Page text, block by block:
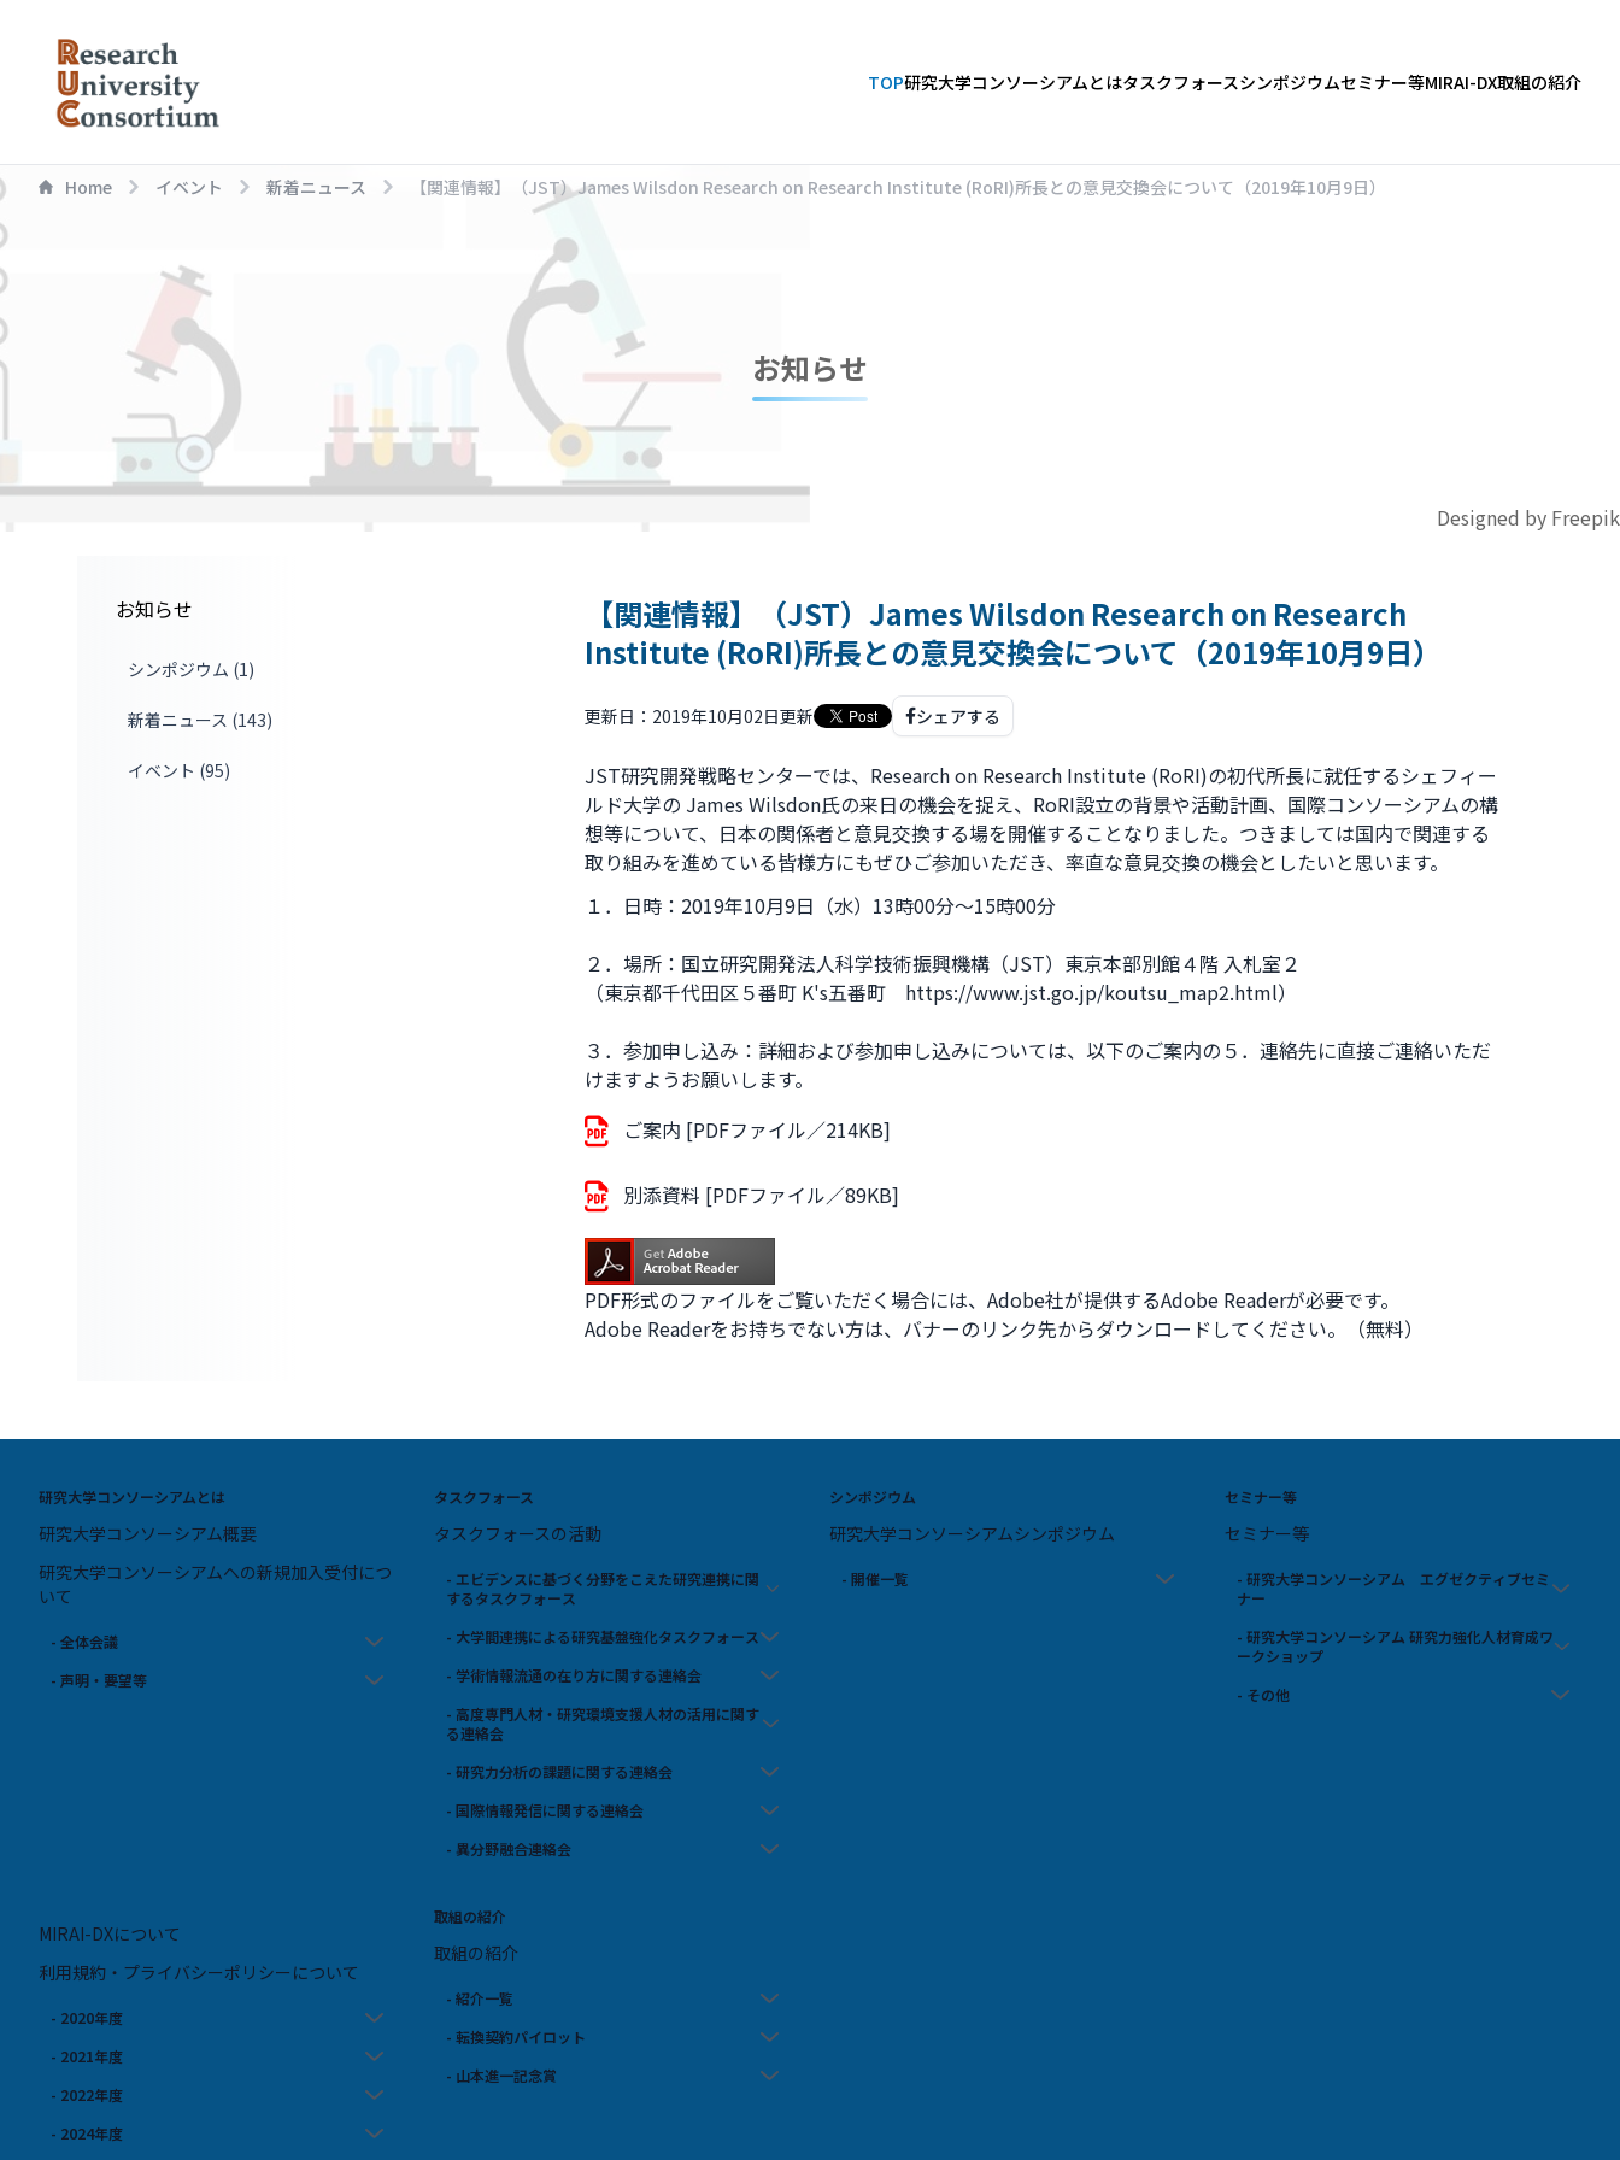
TOP研究大学コンソーシアムとはタスクフォースシンポジウムセミナー等MIRAI-DX取組の紹介
Home イベント 新着ニュース 【関連情報】（JST）James Wilsdon Research on Research Institute (RoRI)所長との意見交換会について（2019年10月9日）
お知らせ
Designed by Freepik
お知らせ
シンポジウム (1)
新着ニュース (143)
イベント (95)
【関連情報】（JST）James Wilsdon Research on Research
Institute (RoRI)所長との意見交換会について（2019年10月9日）
更新日：2019年10月02日更新 シェアする
JST研究開発戦略センターでは、Research on Research Institute (RoRI)の初代所長に就任するシェフィー
ルド大学の James Wilsdon氏の来日の機会を捉え、RoRI設立の背景や活動計画、国際コンソーシアムの構
想等について、日本の関係者と意見交換する場を開催することなりました。つきましては国内で関連する
取り組みを進めている皆様方にもぜひご参加いただき、率直な意見交換の機会としたいと思います。
１．日時：2019年10月9日（水）13時00分～15時00分
２．場所：国立研究開発法人科学技術振興機構（JST）東京本部別館４階 入札室２
（東京都千代田区５番町 K's五番町 https://www.jst.go.jp/koutsu_map2.html）
３．参加申し込み：詳細および参加申し込みについては、以下のご案内の５．連絡先に直接ご連絡いただ
けますようお願いします。
ご案内 [PDFファイル／214KB]
別添資料 [PDFファイル／89KB]
PDF形式のファイルをご覧いただく場合には、Adobe社が提供するAdobe Readerが必要です。
Adobe Readerをお持ちでない方は、バナーのリンク先からダウンロードしてください。（無料）
研究大学コンソーシアムとは
研究大学コンソーシアム概要
研究大学コンソーシアムへの新規加入受付につ
いて
- 全体会議
- 声明・要望等
タスクフォース
タスクフォースの活動
- エビデンスに基づく分野をこえた研究連携に関
するタスクフォース
- 大学間連携による研究基盤強化タスクフォース
- 学術情報流通の在り方に関する連絡会
- 高度専門人材・研究環境支援人材の活用に関す
る連絡会
- 研究力分析の課題に関する連絡会
- 国際情報発信に関する連絡会
- 異分野融合連絡会
シンポジウム
研究大学コンソーシアムシンポジウム
- 開催一覧
セミナー等
セミナー等
- 研究大学コンソーシアム エグゼクティブセミ
ナー
- 研究大学コンソーシアム 研究力強化人材育成ワ
ークショップ
- その他
MIRAI-DXについて
利用規約・プライバシーポリシーについて
- 2020年度
- 2021年度
- 2022年度
- 2024年度
取組の紹介
取組の紹介
- 紹介一覧
- 転換契約パイロット
- 山本進一記念賞